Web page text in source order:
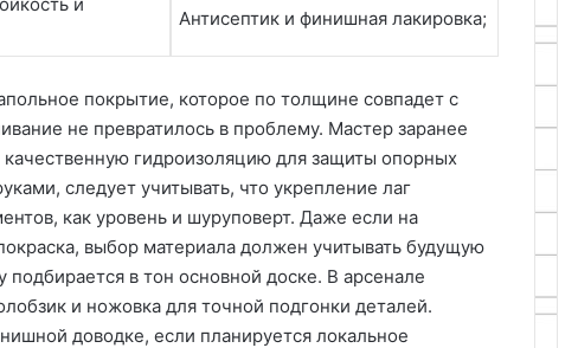
Антисептик и финишная лакировка;
покрытие, которое по толщине совпадет с
не превратилось в проблему. Мастер заранее
гидроизоляцию для защиты опорных
следует учитывать, что укрепление лаг
как уровень и шуруповерт. Даже если на
выбор материала должен учитывать будущую
в тон основной доске. В арсенале
и ножовка для точной подгонки деталей.
доводке, если планируется локальное